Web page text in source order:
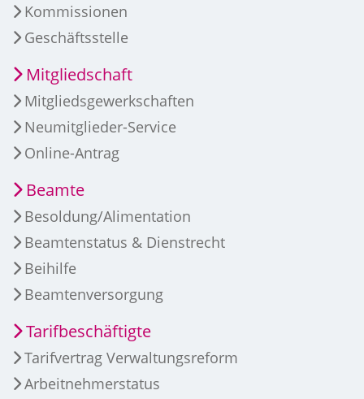
Kommissionen
Geschäftsstelle
Mitgliedschaft
Mitgliedsgewerkschaften
Neumitglieder-Service
Online-Antrag
Beamte
Besoldung/Alimentation
Beamtenstatus & Dienstrecht
Beihilfe
Beamtenversorgung
Tarifbeschäftigte
Tarifvertrag Verwaltungsreform
Arbeitnehmerstatus